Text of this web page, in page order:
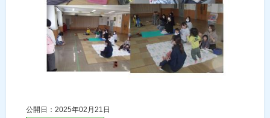
公開日：2025年02月21日